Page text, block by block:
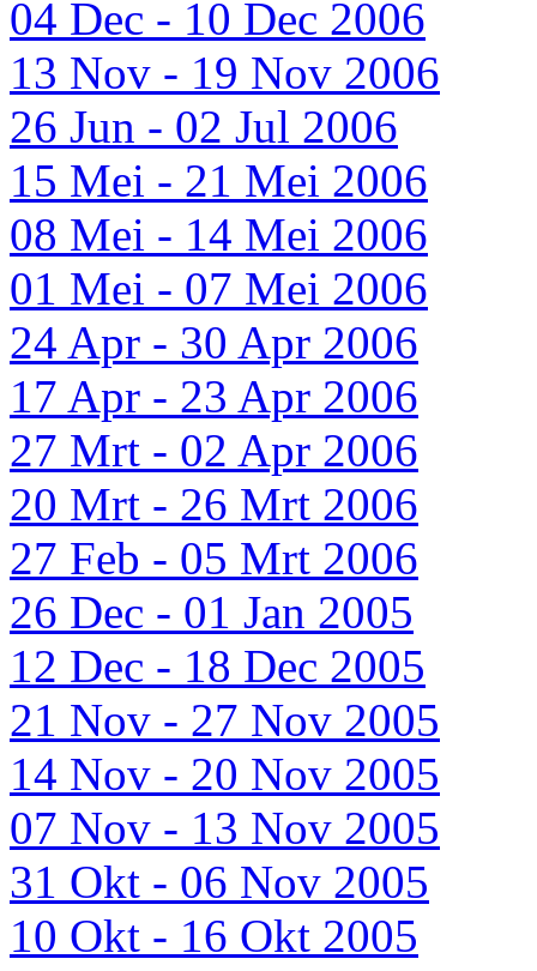
04 Dec - 10 Dec 2006
13 Nov - 19 Nov 2006
26 Jun - 02 Jul 2006
15 Mei - 21 Mei 2006
08 Mei - 14 Mei 2006
01 Mei - 07 Mei 2006
24 Apr - 30 Apr 2006
17 Apr - 23 Apr 2006
27 Mrt - 02 Apr 2006
20 Mrt - 26 Mrt 2006
27 Feb - 05 Mrt 2006
26 Dec - 01 Jan 2005
12 Dec - 18 Dec 2005
21 Nov - 27 Nov 2005
14 Nov - 20 Nov 2005
07 Nov - 13 Nov 2005
31 Okt - 06 Nov 2005
10 Okt - 16 Okt 2005